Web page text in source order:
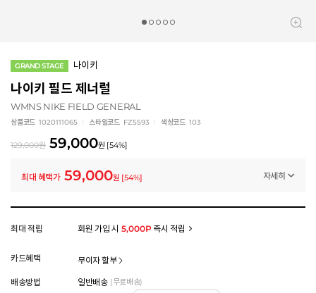
GRAND STAGE 나이키
나이키 필드 제너럴
WMNS NIKE FIELD GENERAL
상품코드 1020111065 스타일코드 FZ5593 색상코드 103
129,000원 59,000원 [54%]
최대 혜택가 59,000원 [54%] 자세히
모든 혜택이 적용된 금액으로, 실제 결제 금액과는 차이가 있을 수 있습니다.
최대 적립 회원 가입 시 5,000P즉시 적립
카드혜택 무이자 할부
배송방법 일반배송 (무료배송)